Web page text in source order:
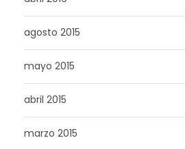
agosto 2015
mayo 2015
abril 2015
marzo 2015